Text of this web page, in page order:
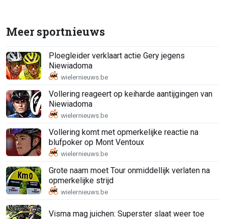
Meer sportnieuws
Ploegleider verklaart actie Gery jegens
Niewiadoma
Vollering reageert op keiharde aantijgingen van
Niewiadoma
Vollering komt met opmerkelijke reactie na
blufpoker op Mont Ventoux
Grote naam moet Tour onmiddellijk verlaten na
opmerkelijke strijd
Visma mag juichen: Superster slaat weer toe